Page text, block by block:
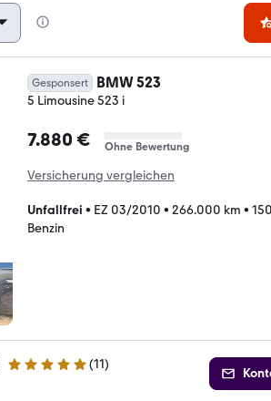
Gesponsert BMW 523
5 Limousine 523 i
7.880 € Ohne Bewertung
Versicherung vergleichen
Unfallfrei • EZ 03/2010 • 266.000 km •
Benzin
5 Sterne (11)